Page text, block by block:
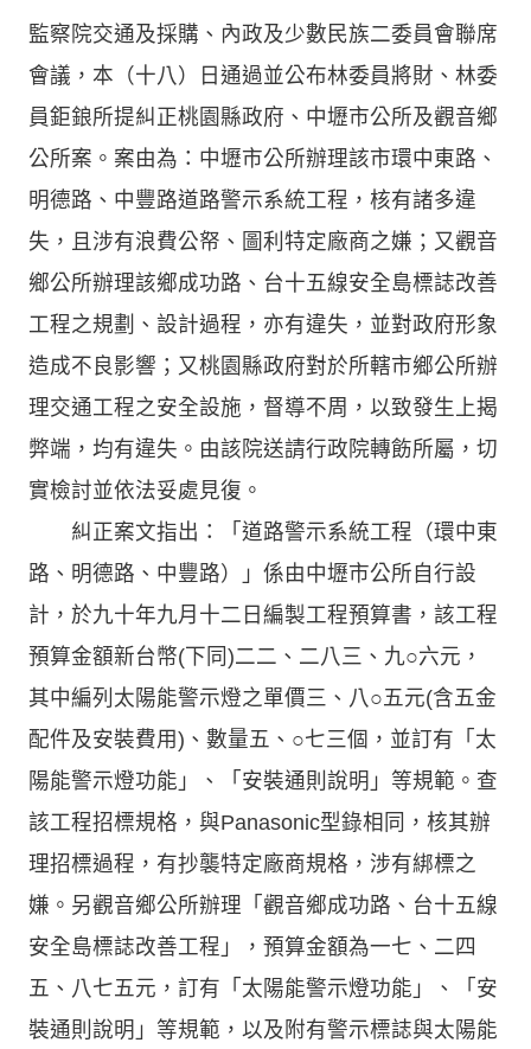
監察院交通及採購、內政及少數民族二委員會聯席
會議，本（十八）日通過並公布林委員將財、林委
員鉅鋃所提糾正桃園縣政府、中壢市公所及觀音鄉
公所案。案由為：中壢市公所辦理該市環中東路、
明德路、中豐路道路警示系統工程，核有諸多違
失，且涉有浪費公帑、圖利特定廠商之嫌；又觀音
鄉公所辦理該鄉成功路、台十五線安全島標誌改善
工程之規劃、設計過程，亦有違失，並對政府形象
造成不良影響；又桃園縣政府對於所轄市鄉公所辦
理交通工程之安全設施，督導不周，以致發生上揭
弊端，均有違失。由該院送請行政院轉飭所屬，切
實檢討並依法妥處見復。
糾正案文指出：「道路警示系統工程（環中東
路、明德路、中豐路）」係由中壢市公所自行設
計，於九十年九月十二日編製工程預算書，該工程
預算金額新台幣(下同)二二、二八三、九○六元，
其中編列太陽能警示燈之單價三、八○五元(含五金
配件及安裝費用)、數量五、○七三個，並訂有「太
陽能警示燈功能」、「安裝通則說明」等規範。查
該工程招標規格，與Panasonic型錄相同，核其辦
理招標過程，有抄襲特定廠商規格，涉有綁標之
嫌。另觀音鄉公所辦理「觀音鄉成功路、台十五線
安全島標誌改善工程」，預算金額為一七、二四
五、八七五元，訂有「太陽能警示燈功能」、「安
裝通則說明」等規範，以及附有警示標誌與太陽能